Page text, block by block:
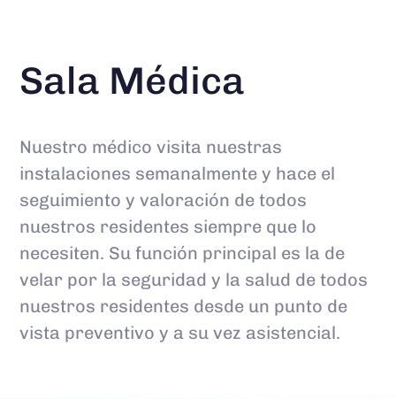
Sala Médica
Nuestro médico visita nuestras
instalaciones semanalmente y hace el
seguimiento y valoración de todos
nuestros residentes siempre que lo
necesiten. Su función principal es la de
velar por la seguridad y la salud de todos
nuestros residentes desde un punto de
vista preventivo y a su vez asistencial.